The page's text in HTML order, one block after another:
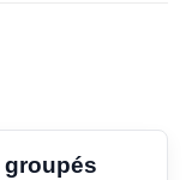
groupés